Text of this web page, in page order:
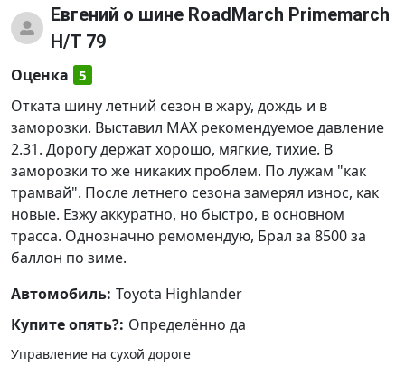
Евгений о шине RoadMarch Primemarch
H/T 79
Оценка 5
Отката шину летний сезон в жару, дождь и в
заморозки. Выставил MAX рекомендуемое давление
2.31. Дорогу держат хорошо, мягкие, тихие. В
заморозки то же никаких проблем. По лужам "как
трамвай". После летнего сезона замерял износ, как
новые. Езжу аккуратно, но быстро, в основном
трасса. Однозначно ремомендую, Брал за 8500 за
баллон по зиме.
Автомобиль: Toyota Highlander
Купите опять?: Определённо да
Управление на сухой дороге